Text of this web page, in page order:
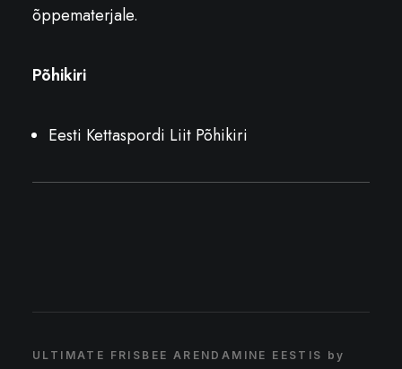
õppematerjale.
Põhikiri
Eesti Kettaspordi Liit Põhikiri
ULTIMATE FRISBEE ARENDAMINE EESTIS by